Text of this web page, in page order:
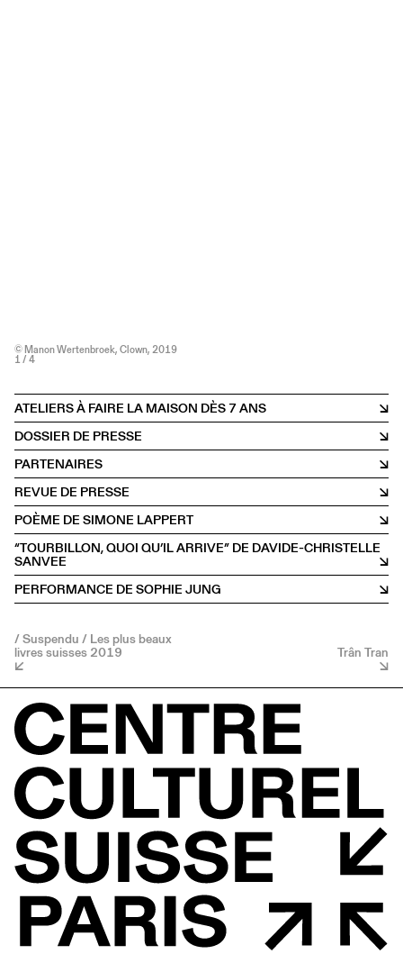
© Manon Wertenbroek, Clown, 2019
1 / 4
ATELIERS À FAIRE LA MAISON DÈS 7 ANS
DOSSIER DE PRESSE
PARTENAIRES
REVUE DE PRESSE
POÈME DE SIMONE LAPPERT
“TOURBILLON, QUOI QU’IL ARRIVE” DE DAVIDE-CHRISTELLE
SANVEE
PERFORMANCE DE SOPHIE JUNG
/ Suspendu / Les plus beaux
livres suisses 2019 Trân Tran